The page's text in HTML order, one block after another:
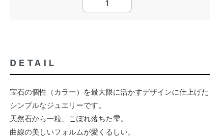
DETAIL
宝石の個性（カラー）を最大限に活かすデザインに仕上げた
シンプルなジュエリーです。
天然石から一粒、こぼれ落ちた雫。
曲線の美しいフォルムが愛くるしい。